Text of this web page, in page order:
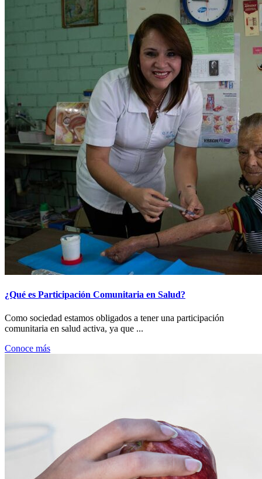
¿Qué es Participación Comunitaria en Salud?
Como sociedad estamos obligados a tener una participación
comunitaria en salud activa, ya que ...
Conoce más